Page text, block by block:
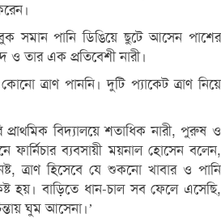
বুক সমান পানি ডিঙিয়ে ছুটে আসেন পাশের
ও তার এক প্রতিবেশী নারী।
ত্রাণ পাননি। দুটি প্যাকেট ত্রাণ নিয়ে
প্রাথমিক বিদ্যালয়ে শতাধিক নারী, পুরুষ ও
ফার্নিচার ব্যবসায়ী ময়নাল হোসেন বলেন,
ত্রাণ হিসেবে যে শুকনো খাবার ও পানি
হয়। বাড়িতে ধান-চাল সব ফেলে এসেছি,
ঘুম আসেনা।’